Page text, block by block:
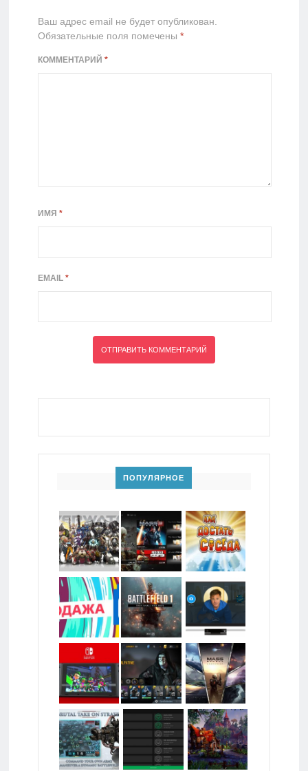
Ваш адрес email не будет опубликован.
Обязательные поля помечены *
КОММЕНТАРИЙ *
ИМЯ *
EMAIL *
ПОПУЛЯРНОЕ